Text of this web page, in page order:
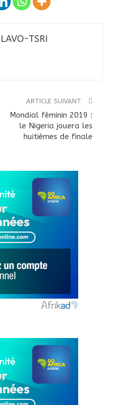
TSRI
ARTICLE SUIVANT
Mondial féminin 2019 :
le Nigeria jouera les
huitièmes de finale